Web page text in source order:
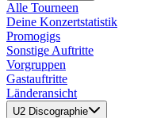
Alle Tourneen
Deine Konzertstatistik
Promogigs
Sonstige Auftritte
Vorgruppen
Gastauftritte
Länderansicht
U2 Discographie